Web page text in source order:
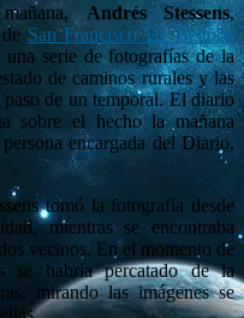
Andrés Stessens,
San Francisco De Bellocq
una serie de fotografías de la
de caminos rurales y las
paso de un temporal. El diario
sobre el hecho la mañana
encargada del Diario,
tomó la fotografía desde
mientras se encontraba
vecinos. En el momento de
se habría percatado de la
mirando las imágenes se